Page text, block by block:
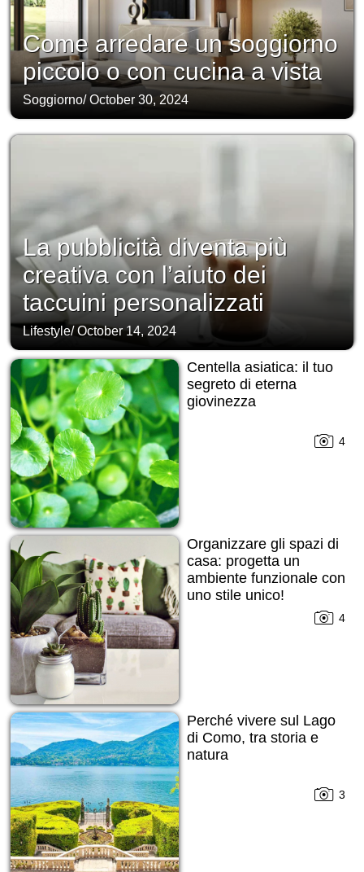
Come arredare un soggiorno
piccolo o con cucina a vista
Soggiorno/October 30, 2024
La pubblicità diventa più
creativa con l’aiuto dei
taccuini personalizzati
Lifestyle/October 14, 2024
Centella asiatica: il tuo
segreto di eterna
giovinezza
4
Organizzare gli spazi di
casa: progetta un
ambiente funzionale con
uno stile unico!
4
Perché vivere sul Lago
di Como, tra storia e
natura
3